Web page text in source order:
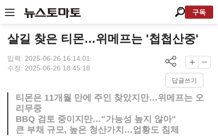
구독
살길 찾은 티몬…위메프는 '첩첩산중'
입력: 2025-06-26 16:14:01
수정: 2025-06-26 18:45:18
답글쓰기
티몬은 11개월 만에 주인 찾았지만…위메프는 오
리무중
BBQ 검토 중이지만…"가능성 높지 않아"
큰 부채 규모, 높은 청산가치…업황도 침체